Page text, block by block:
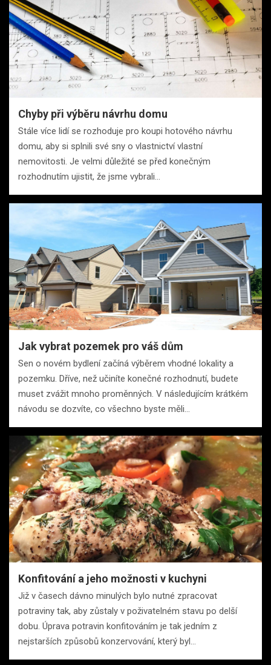
Chyby při výběru návrhu domu
Stále více lidí se rozhoduje pro koupi hotového návrhu
domu, aby si splnili své sny o vlastnictví vlastní
nemovitosti. Je velmi důležité se před konečným
rozhodnutím ujistit, že jsme vybrali…
Jak vybrat pozemek pro váš dům
Sen o novém bydlení začíná výběrem vhodné lokality a
pozemku. Dříve, než učiníte konečné rozhodnutí, budete
muset zvážit mnoho proměnných. V následujícím krátkém
návodu se dozvíte, co všechno byste měli…
Konfitování a jeho možnosti v kuchyni
Již v časech dávno minulých bylo nutné zpracovat
potraviny tak, aby zůstaly v poživatelném stavu po delší
dobu. Úprava potravin konfitováním je tak jedním z
nejstarších způsobů konzervování, který byl…